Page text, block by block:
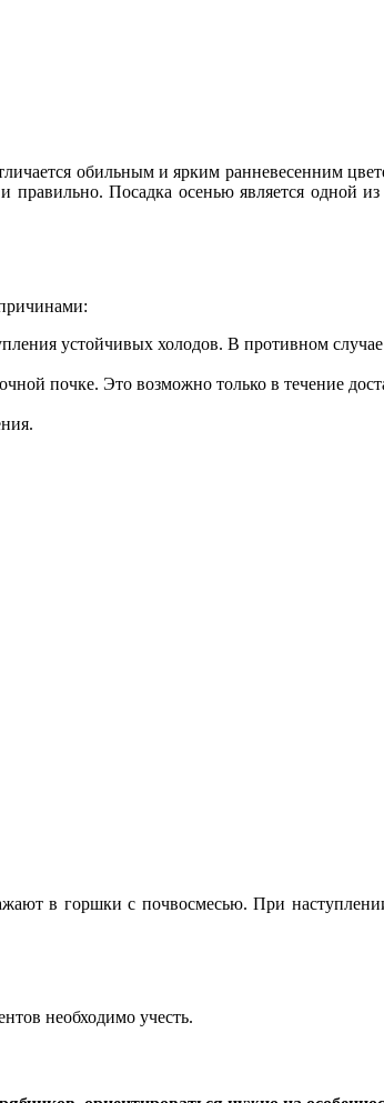
обильным и ярким ранневесенним
правильно. Посадка осенью является одной
устойчивых холодов. В противном
почке. Это возможно только в течение
в горшки с почвосмесью. При
необходимо учесть.